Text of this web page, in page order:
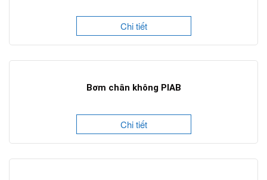
Chi tiết
Bơm chân không PIAB
Chi tiết